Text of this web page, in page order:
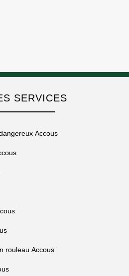
SERVICES
Accous
rouleau Accous